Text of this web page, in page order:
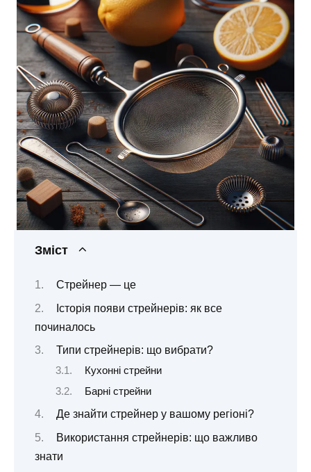
Зміст
Стрейнер — це
Історія появи стрейнерів: як все
починалось
Типи стрейнерів: що вибрати?
Кухонні стрейни
Барні стрейни
Де знайти стрейнер у вашому регіоні?
Використання стрейнерів: що важливо
знати